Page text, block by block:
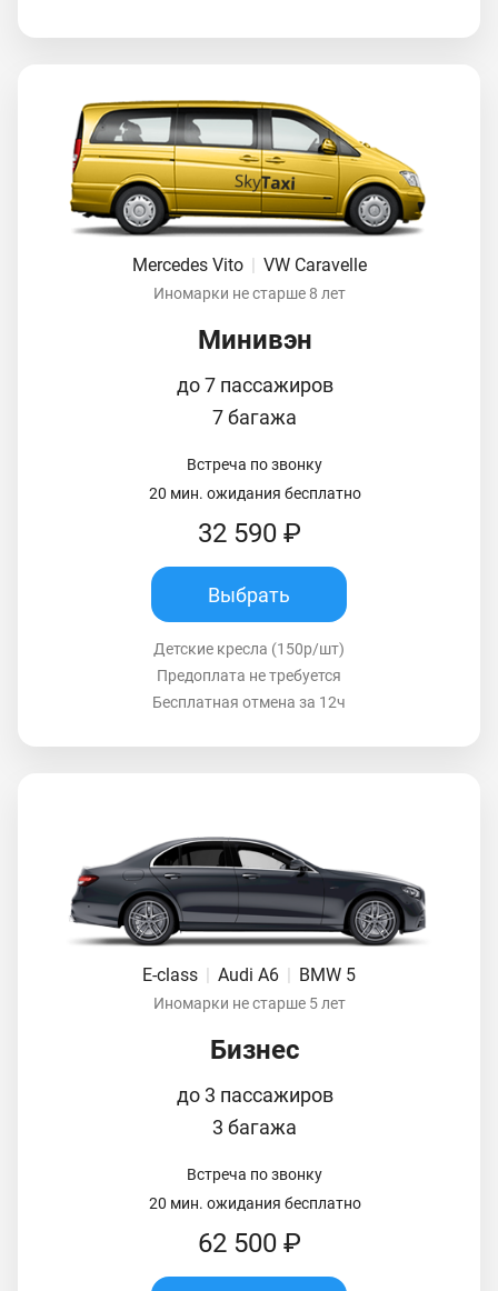
Mercedes Vito VW Caravelle
Иномарки не старше 8 лет
Минивэн
до 7 пассажиров
7 багажа
Встреча по звонку
20 мин. ожидания бесплатно
32 590 ₽
Выбрать
Детские кресла (150р/шт)
Предоплата не требуется
Бесплатная отмена за 12ч
E-class | Audi A6 | BMW 5
Иномарки не старше 5 лет
Бизнес
до 3 пассажиров
3 багажа
Встреча по звонку
20 мин. ожидания бесплатно
62 500 ₽